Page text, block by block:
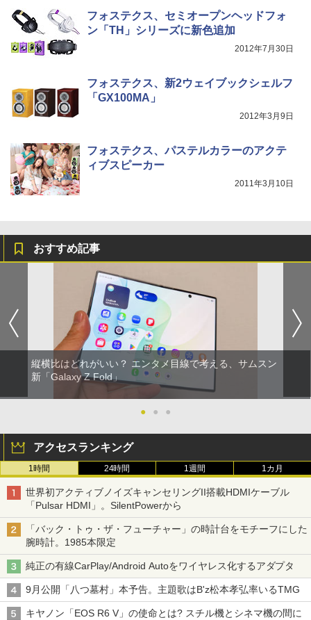
フォステクス、セミオープンヘッドフォ
ン「TH」シリーズに新色追加
2012年7月30日
フォステクス、新2ウェイブックシェルフ
「GX100MA」
2012年3月9日
フォステクス、パステルカラーのアクテ
ィブスピーカー
2011年3月10日
おすすめ記事
縦横比はどれがいい？ エンタメ目線で考える、サムスン
新「Galaxy Z Fold」
● ● ●
アクセスランキング
1時間 24時間 1週間 1カ月
世界初アクティブノイズキャンセリングII搭載HDMIケーブル
「Pulsar HDMI」。SilentPowerから
「バック・トゥ・ザ・フューチャー」の時計台をモチーフにした
腕時計。1985本限定
純正の有線CarPlay/Android Autoをワイヤレス化するアダプタ
9月公開「八つ墓村」本予告。主題歌はB'z松本孝弘率いるTMG
キヤノン「EOS R6 V」の使命とは? スチル機とシネマ機の間に